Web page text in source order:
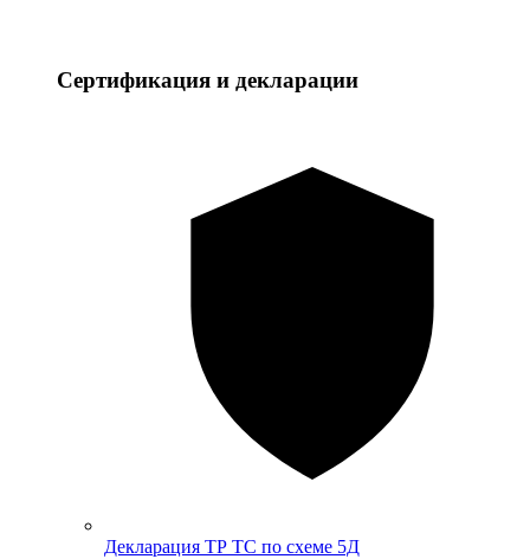
Сертификация и декларации
Декларация ТР ТС по схеме 5Д